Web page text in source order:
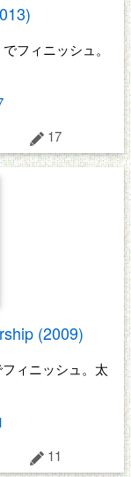
フィニッシュ。
17
(2009)
ィニッシュ。太
11